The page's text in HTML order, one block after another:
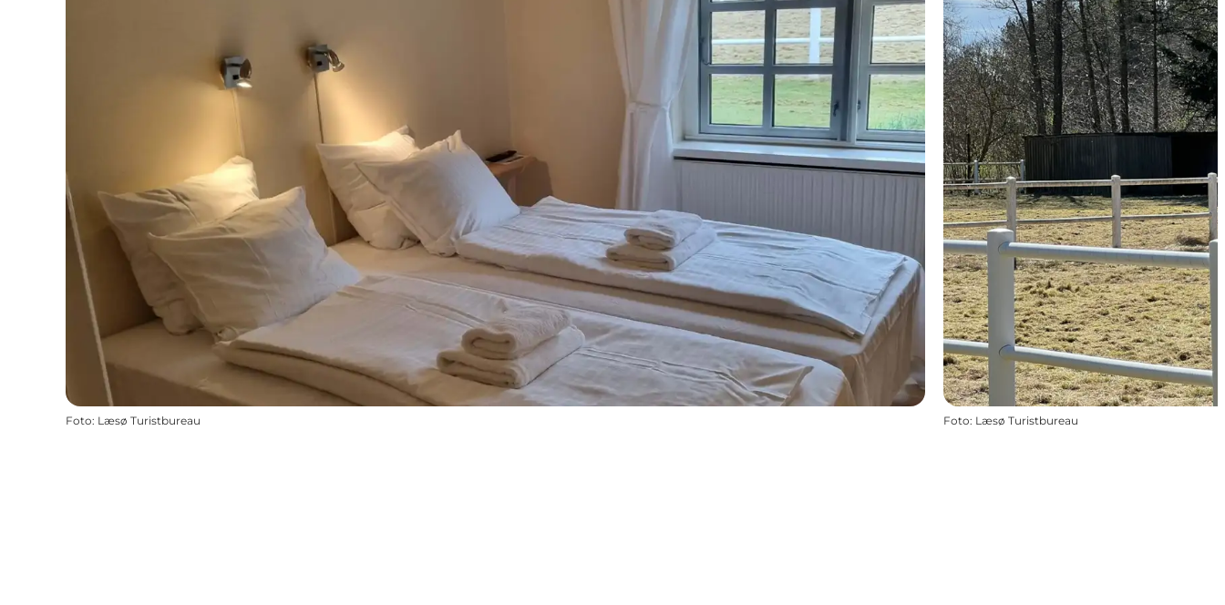
Foto: Læsø Turistbureau Foto: Læsø Turistbureau